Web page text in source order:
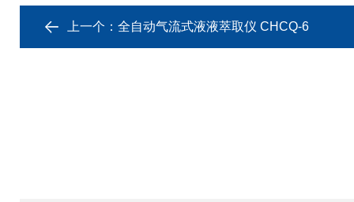
上一个： 全自动气流式液液萃取仪 CHCQ-6